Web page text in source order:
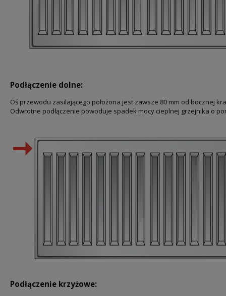
Podłączenie dolne:
Oś przewodu zasilającego położona jest zawsze 80 mm od bocznej
Odwrotne podłączenie powoduje spadek mocy cieplnej grzejnika o
Podłączenie krzyżowe: